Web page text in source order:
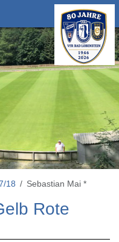
18 Sebastian Mai *
Rote